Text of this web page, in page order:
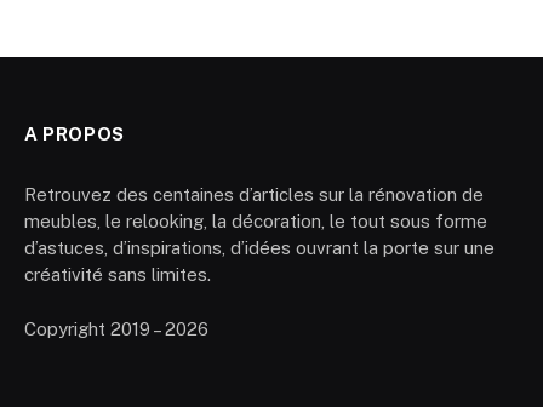
A PROPOS
Retrouvez des centaines d’articles sur la rénovation de
meubles, le relooking, la décoration, le tout sous forme
d’astuces, d’inspirations, d’idées ouvrant la porte sur une
créativité sans limites.
Copyright 2019 – 2026